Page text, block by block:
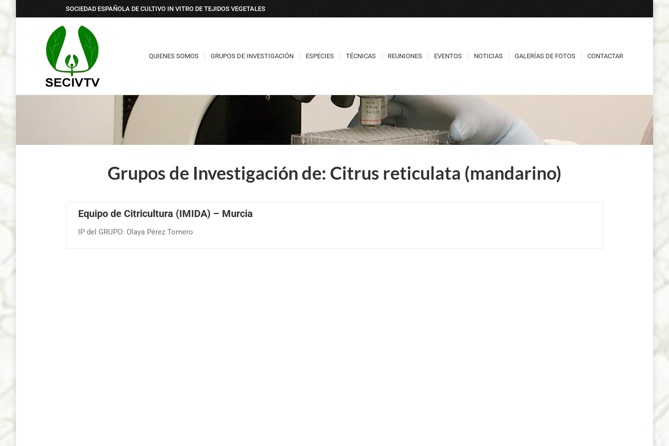
SOCIEDAD ESPAÑOLA DE CULTIVO IN VITRO DE TEJIDOS VEGETALES
QUIENES SOMOS GRUPOS DE INVESTIGACIÓN ESPECIES TÉCNICAS REUNIONES EVENTOS NOTICIAS GALERÍAS DE FOTOS CONTACTAR
Grupos de Investigación de: Citrus reticulata (mandarino)
Equipo de Citricultura (IMIDA) – Murcia
IP del GRUPO: Olaya Pérez Tornero
QUIENES SOMOS GRUPOS DE INVESTIGACIÓN ESPECIES TÉCNICAS REUNIONES EVENTOS NOTICIAS GALERÍAS DE FOTOS CONTACTAR